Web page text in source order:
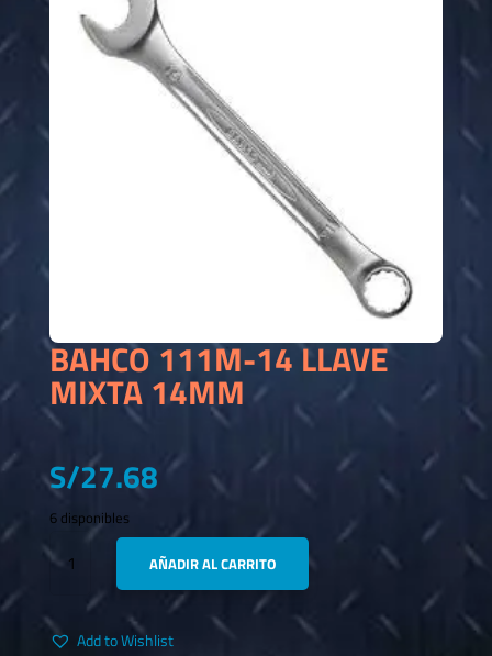
BAHCO 111M-14 LLAVE
MIXTA 14MM
S/27.68
6 disponibles
BAHCO
111M-
LLAVE
MIXTA
AÑADIR AL CARRITO
Add to Wishlist